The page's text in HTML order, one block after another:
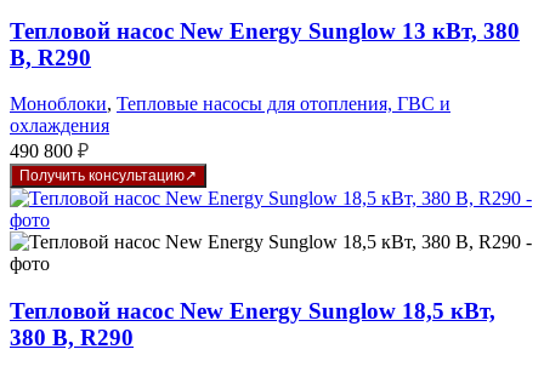
Тепловой насос New Energy Sunglow 13 кВт, 380
В, R290
Моноблоки, Тепловые насосы для отопления, ГВС и
охлаждения
490 800 ₽
Получить консультацию
Тепловой насос New Energy Sunglow 18,5 кВт,
380 В, R290